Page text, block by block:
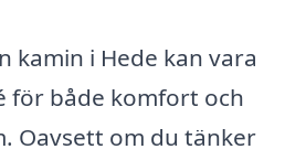
kamin i Hede kan vara
för både komfort och
Oavsett om du tänker